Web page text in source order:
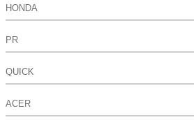
HONDA
PR
QUICK
ACER